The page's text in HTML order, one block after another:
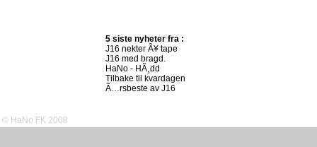
5 siste nyheter fra :
J16 nekter Ã¥ tape
J16 med bragd.
HaNo - HÃ¸dd
Tilbake til kvardagen
Ã…rsbeste av J16
© HaNo FK 2008